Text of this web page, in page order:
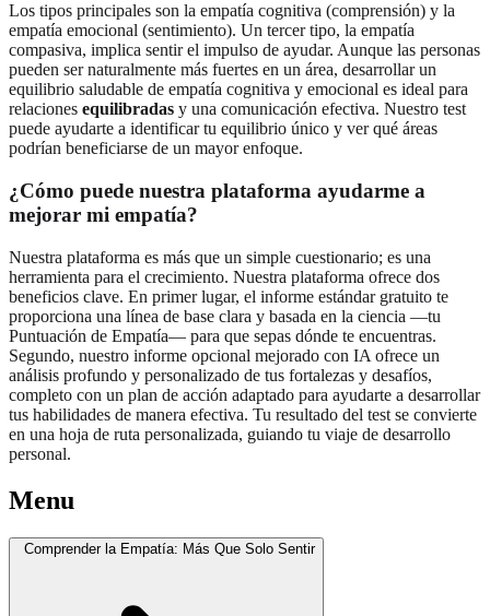
Los tipos principales son la empatía cognitiva (comprensión) y la
empatía emocional (sentimiento). Un tercer tipo, la empatía
compasiva, implica sentir el impulso de ayudar. Aunque las personas
pueden ser naturalmente más fuertes en un área, desarrollar un
equilibrio saludable de empatía cognitiva y emocional es ideal para
relaciones equilibradas y una comunicación efectiva. Nuestro test
puede ayudarte a identificar tu equilibrio único y ver qué áreas
podrían beneficiarse de un mayor enfoque.
¿Cómo puede nuestra plataforma ayudarme a
mejorar mi empatía?
Nuestra plataforma es más que un simple cuestionario; es una
herramienta para el crecimiento. Nuestra plataforma ofrece dos
beneficios clave. En primer lugar, el informe estándar gratuito te
proporciona una línea de base clara y basada en la ciencia —tu
Puntuación de Empatía— para que sepas dónde te encuentras.
Segundo, nuestro informe opcional mejorado con IA ofrece un
análisis profundo y personalizado de tus fortalezas y desafíos,
completo con un plan de acción adaptado para ayudarte a desarrollar
tus habilidades de manera efectiva. Tu resultado del test se convierte
en una hoja de ruta personalizada, guiando tu viaje de desarrollo
personal.
Menu
Comprender la Empatía: Más Que Solo Sentir